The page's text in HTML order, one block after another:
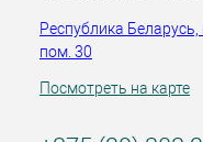
Республика Беларусь,
пом. 30
Посмотреть на карте